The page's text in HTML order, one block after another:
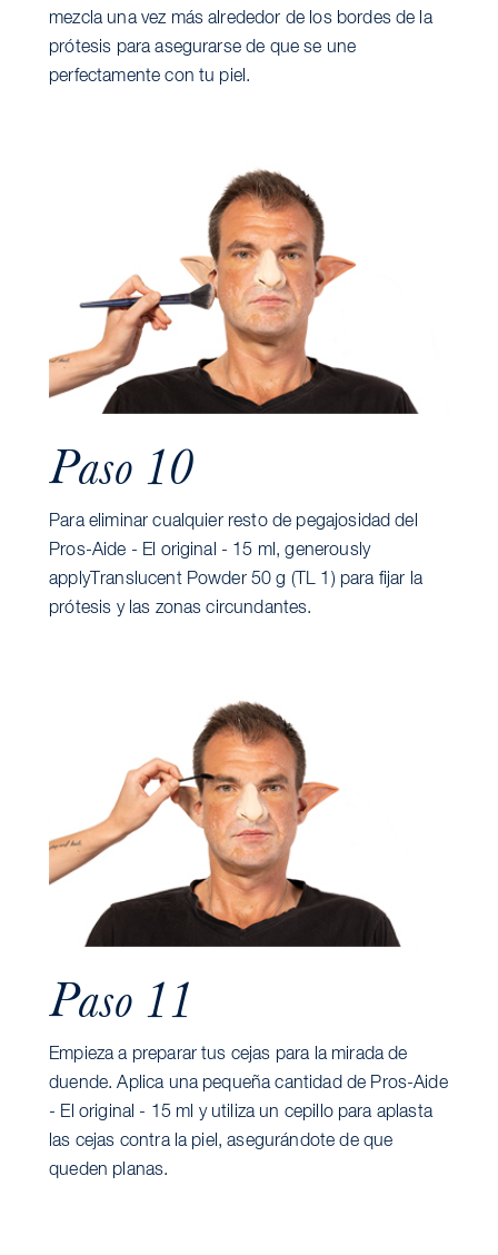
mezcla una vez más alrededor de los bordes de la
prótesis para asegurarse de que se une
perfectamente con tu piel.
Paso 10
Para eliminar cualquier resto de pegajosidad del
Pros-Aide - El original - 15 ml, generously
applyTranslucent Powder 50 g (TL 1) para fijar la
prótesis y las zonas circundantes.
Paso 11
Empieza a preparar tus cejas para la mirada de
duende. Aplica una pequeña cantidad de Pros-Aide
- El original - 15 ml y utiliza un cepillo para aplasta
las cejas contra la piel, asegurándote de que
queden planas.